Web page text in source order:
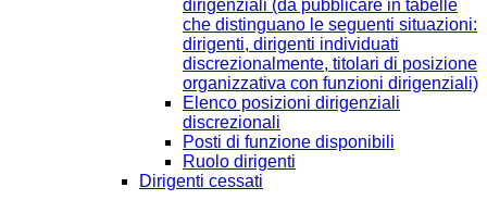
dirigenziali (da pubblicare in tabelle
che distinguano le seguenti situazioni:
dirigenti, dirigenti individuati
discrezionalmente, titolari di posizione
organizzativa con funzioni dirigenziali)
Elenco posizioni dirigenziali
discrezionali
Posti di funzione disponibili
Ruolo dirigenti
Dirigenti cessati